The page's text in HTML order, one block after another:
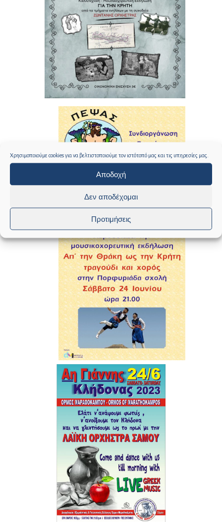
Χρησιμοποιούμε cookies για να βελτιστοποιούμε τον ιστότοπό μας και τις υπηρεσίες μας.
Αποδοχή
Δεν αποδέχομαι
Προτιμήσεις